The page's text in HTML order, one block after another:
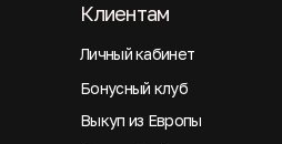
Личный кабинет
Клиентам
Бонусный клуб
Выкуп из Европы